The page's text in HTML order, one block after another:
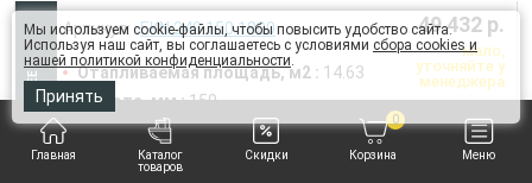
Главная
Каталог
товаров
Скидки Корзина
0
Меню
EKN.240.150.1800
Отапливаемая площадь, м2 : 14.63
Высота, мм :150
Ширина, мм :240
Длина, мм :1800
49 432 р.
мало,
уточняйте у
менеджера
Мы используем cookie-файлы, чтобы повысить удобство сайта.
Используя наш сайт, вы соглашаетесь с условиями сбора cookies и
нашей политикой конфиденциальности.
Принять